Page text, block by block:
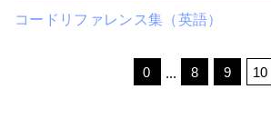
コードリファレンス集（英語）